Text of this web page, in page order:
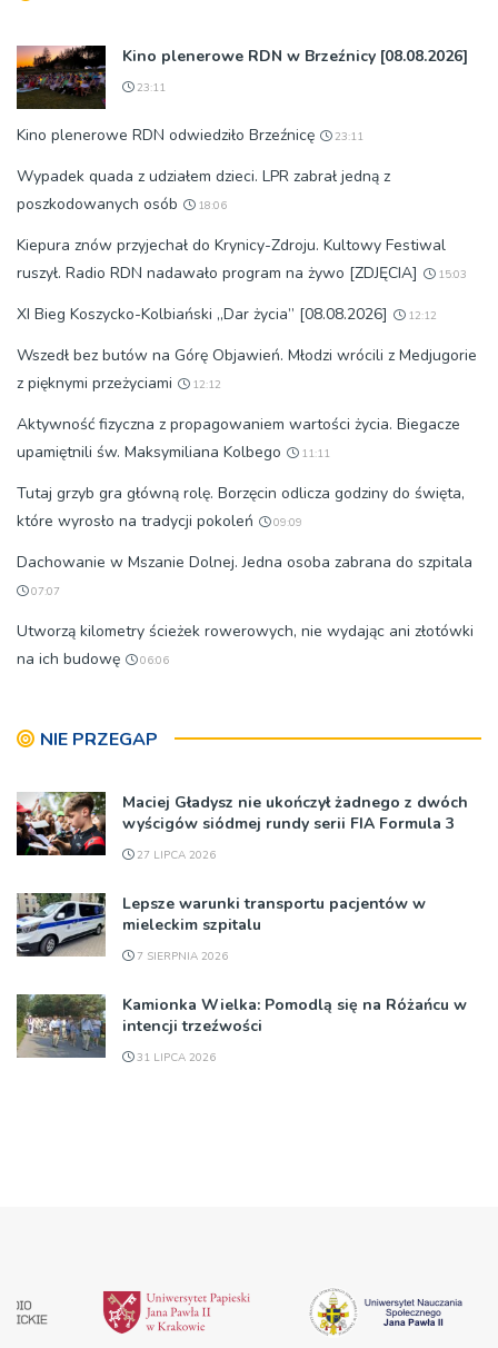
Kino plenerowe RDN w Brzeźnicy [08.08.2026]
23:11
Kino plenerowe RDN odwiedziło Brzeźnicę 23:11
Wypadek quada z udziałem dzieci. LPR zabrał jedną z
poszkodowanych osób
18:06
Kiepura znów przyjechał do Krynicy-Zdroju. Kultowy Festiwal
ruszył. Radio RDN nadawało program na żywo [ZDJĘCIA]
15:03
XI Bieg Koszycko-Kolbiański „Dar życia” [08.08.2026] 12:12
Wszedł bez butów na Górę Objawień. Młodzi wrócili z Medjugorie
z pięknymi przeżyciami
12:12
Aktywność fizyczna z propagowaniem wartości życia. Biegacze
upamiętnili św. Maksymiliana Kolbego
11:11
Tutaj grzyb gra główną rolę. Borzęcin odlicza godziny do święta,
które wyrosło na tradycji pokoleń
09:09
Dachowanie w Mszanie Dolnej. Jedna osoba zabrana do szpitala
07:07
Utworzą kilometry ścieżek rowerowych, nie wydając ani złotówki
na ich budowę
06:06
NIE PRZEGAP
Maciej Gładysz nie ukończył żadnego z dwóch
wyścigów siódmej rundy serii FIA Formula 3
27 LIPCA 2026
Lepsze warunki transportu pacjentów w
mieleckim szpitalu
7 SIERPNIA 2026
Kamionka Wielka: Pomodlą się na Różańcu w
intencji trzeźwości
31 LIPCA 2026